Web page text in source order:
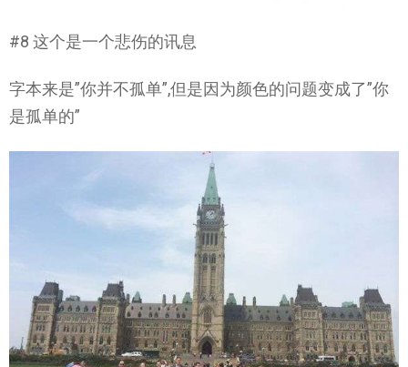
#8 这个是一个悲伤的讯息
字本来是”你并不孤单”,但是因为颜色的问题变成了”你
是孤单的”